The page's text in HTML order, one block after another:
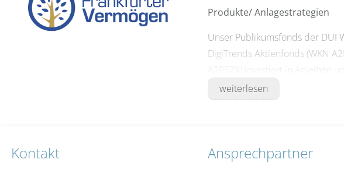
Produkte/ Anlagestrategien
Unser Publikumsfonds der DUI
DigiTrends Aktienfonds (WKN
Equities ergänzt die
Vermögensverwaltung können
weiterlesen
Kontakt Ansprechpartner